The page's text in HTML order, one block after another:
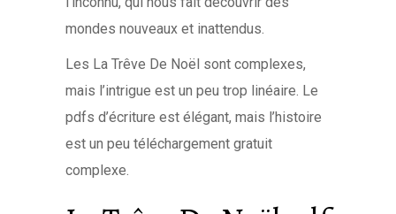
mondes nouveaux et inattendus.
Les La Trêve De Noël sont complexes,
mais l’intrigue est un peu trop linéaire. Le
pdfs d’écriture est élégant, mais l’histoire
est un peu téléchargement gratuit
complexe.